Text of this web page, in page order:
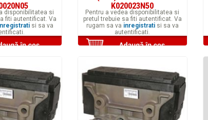
disponibilitatea si
fiti autentificat. Va
si sa va
K020023N50
Pentru a vedea disponibilitatea si
pretul trebuie sa fiti autentificat. Va
rugam sa va inregistratisi sa va
autentificati.